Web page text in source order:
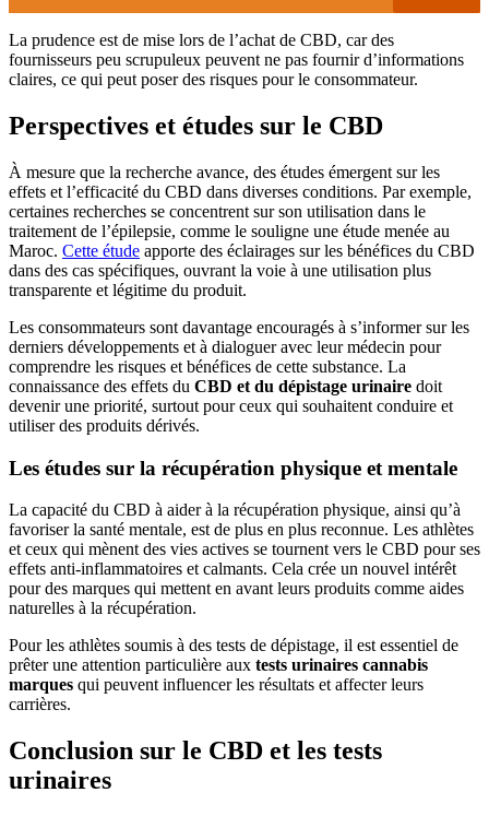
La prudence est de mise lors de l’achat de CBD, car des
fournisseurs peu scrupuleux peuvent ne pas fournir d’informations
claires, ce qui peut poser des risques pour le consommateur.
Perspectives et études sur le CBD
À mesure que la recherche avance, des études émergent sur les
effets et l’efficacité du CBD dans diverses conditions. Par exemple,
certaines recherches se concentrent sur son utilisation dans le
traitement de l’épilepsie, comme le souligne une étude menée au
Maroc. Cette étude apporte des éclairages sur les bénéfices du CBD
dans des cas spécifiques, ouvrant la voie à une utilisation plus
transparente et légitime du produit.
Les consommateurs sont davantage encouragés à s’informer sur les
derniers développements et à dialoguer avec leur médecin pour
comprendre les risques et bénéfices de cette substance. La
connaissance des effets du CBD et du dépistage urinaire doit
devenir une priorité, surtout pour ceux qui souhaitent conduire et
utiliser des produits dérivés.
Les études sur la récupération physique et mentale
La capacité du CBD à aider à la récupération physique, ainsi qu’à
favoriser la santé mentale, est de plus en plus reconnue. Les athlètes
et ceux qui mènent des vies actives se tournent vers le CBD pour ses
effets anti-inflammatoires et calmants. Cela crée un nouvel intérêt
pour des marques qui mettent en avant leurs produits comme aides
naturelles à la récupération.
Pour les athlètes soumis à des tests de dépistage, il est essentiel de
prêter une attention particulière aux tests urinaires cannabis
marques qui peuvent influencer les résultats et affecter leurs
carrières.
Conclusion sur le CBD et les tests
urinaires